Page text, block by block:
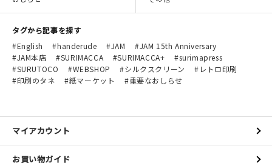
タグから記事を探す
English
handerude JAM
JAM 15th Anniversary
JAM本店
SURIMACCA SURIMACCA+
surimapress
SURUTOCO
WEBSHOP シルクスクリーン
レトロ印刷
印刷のタネ
紙マーケット 重要なおしらせ
マイアカウント
お買い物ガイド